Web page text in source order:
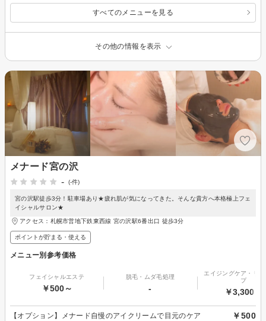
すべてのメニューを見る
その他の情報を表示
メナード宮の沢
-
(-件)
宮の沢駅徒歩3分！駐車場あり★疲れ肌が気になってきた。そんな貴方へ本格極上フェ
イシャルサロン★
アクセス：札幌市営地下鉄東西線 宮の沢駅6番出口 徒歩3分
ポイントが貯まる・使える
メニュー別参考価格
フェイシャルエステ
￥500～
脱毛・ムダ毛処理
-
エイジングケア・リ
プ
￥3,300～
【オプション】メナード自慢のアイクリームで目元のケア ￥500